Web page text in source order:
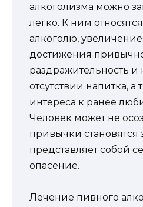
алкоголизма можно
легко. К ним
алкоголю,
достижения
раздражительность и
отсутствии напитка, а
интереса к ранее
Человек может не
привычки становятся
представляет собой
опасение.
Лечение пивного